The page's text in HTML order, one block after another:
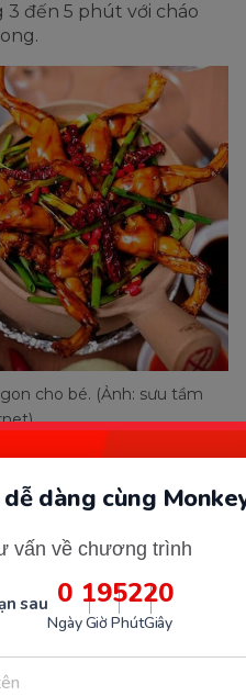
dàng cùng
vấn về chương trình
sau 0
Ngày
19
Giờ
52
Phút
18
Giây
3 đến 5 phút với cháo
cho bé. (Ảnh: sưu tầm
bò
ăn thơm ngon ít mẹ
loại tươi ngon, măng tây
dinh dưỡng, cháo